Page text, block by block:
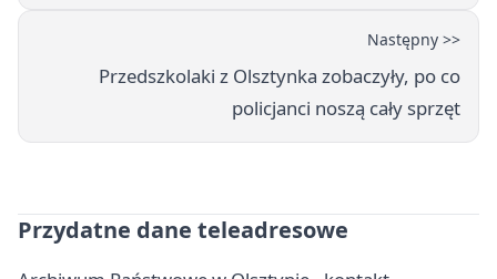
Następny >>
Przedszkolaki z Olsztynka zobaczyły, po co
policjanci noszą cały sprzęt
Przydatne dane teleadresowe